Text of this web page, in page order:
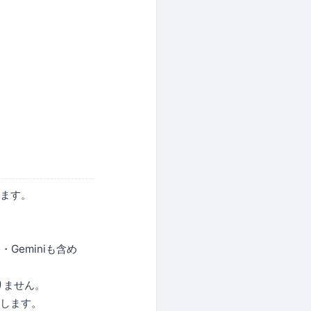
す。
Geminiも含め
せん。
ます。